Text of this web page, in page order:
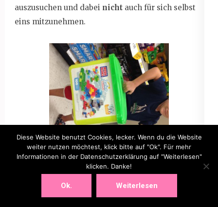
auszusuchen und dabei nicht auch für sich selbst
eins mitzunehmen.
Danke, dass du meinen langen Artikel bis jetzt
Diese Website benutzt Cookies, lecker. Wenn du die Website
weiter nutzen möchtest, klick bitte auf "Ok". Für mehr
Informationen in der Datenschutzerklärung auf "Weiterlesen"
klicken. Danke!
Ok. Weiterlesen